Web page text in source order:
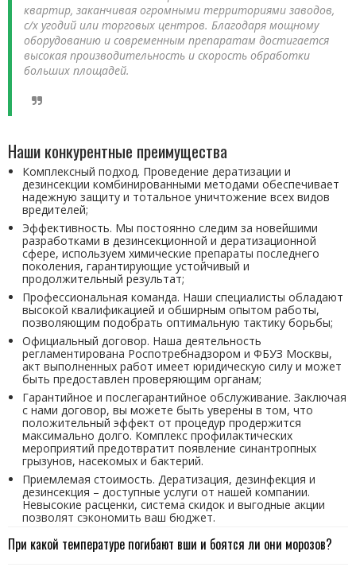
квартир, заканчивая огромными территориями заводов,
с/х угодий или торговых центров. Благодаря мощному
оборудованию и современным препаратам достигается
высокая производительность и скорость обработки
больших площадей.
Наши конкурентные преимущества
Комплексный подход. Проведение дератизации и
дезинсекции комбинированными методами обеспечивает
надежную защиту и тотальное уничтожение всех видов
вредителей;
Эффективность. Мы постоянно следим за новейшими
разработками в дезинсекционной и дератизационной
сфере, используем химические препараты последнего
поколения, гарантирующие устойчивый и
продолжительный результат;
Профессиональная команда. Наши специалисты обладают
высокой квалификацией и обширным опытом работы,
позволяющим подобрать оптимальную тактику борьбы;
Официальный договор. Наша деятельность
регламентирована Роспотребнадзором и ФБУЗ Москвы,
акт выполненных работ имеет юридическую силу и может
быть предоставлен проверяющим органам;
Гарантийное и послегарантийное обслуживание. Заключая
с нами договор, вы можете быть уверены в том, что
положительный эффект от процедур продержится
максимально долго. Комплекс профилактических
мероприятий предотвратит появление синантропных
грызунов, насекомых и бактерий.
Приемлемая стоимость. Дератизация, дезинфекция и
дезинсекция – доступные услуги от нашей компании.
Невысокие расценки, система скидок и выгодные акции
позволят сэкономить ваш бюджет.
При какой температуре погибают вши и боятся ли они морозов?